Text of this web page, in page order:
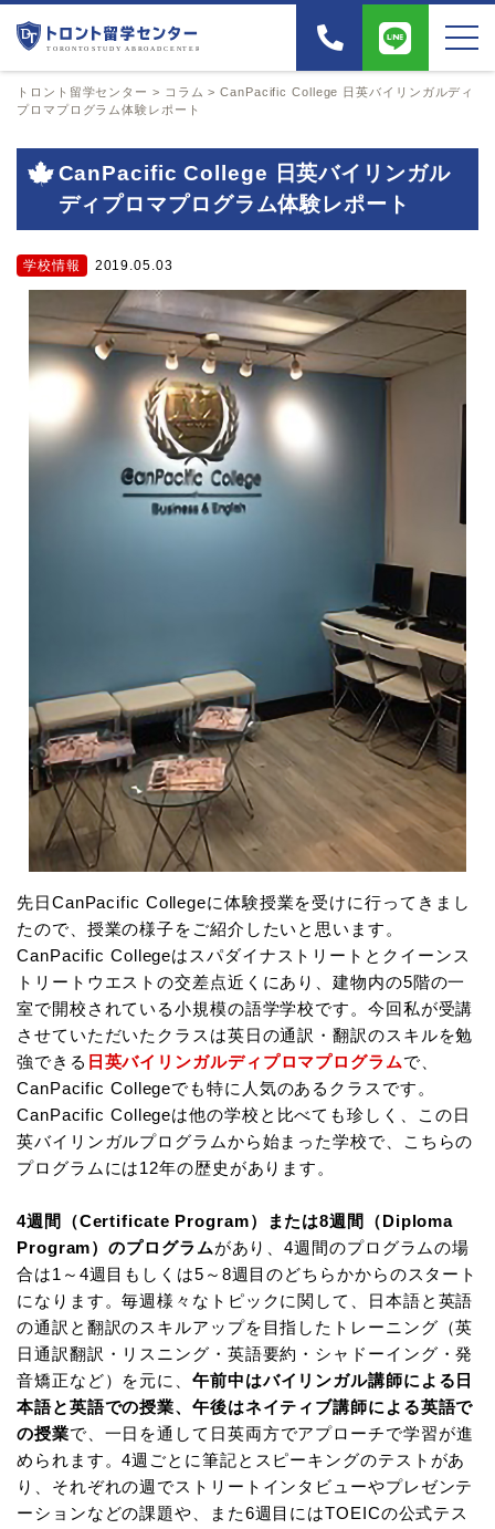
トロント留学センター > コラム >CanPacific College 日英バイリンガルディ
プロマプログラム体験レポート
CanPacific College 日英バイリンガル
ディプロマプログラム体験レポート
学校情報 2019.05.03
先日CanPacific Collegeに体験授業を受けに行ってきまし
たので、授業の様子をご紹介したいと思います。
CanPacific Collegeはスパダイナストリートとクイーンス
トリートウエストの交差点近くにあり、建物内の5階の一
室で開校されている小規模の語学学校です。今回私が受講
させていただいたクラスは英日の通訳・翻訳のスキルを勉
強できる 日英バイリンガルディプロマプログラムで、
CanPacific Collegeでも特に人気のあるクラスです。
CanPacific Collegeは他の学校と比べても珍しく、この日
英バイリンガルプログラムから始まった学校で、こちらの
プログラムには12年の歴史があります。
4週間（Certificate Program）または8週間（Diploma
Program）のプログラムがあり、4週間のプログラムの場
合は1～4週目もしくは5～8週目のどちらかからのスタート
になります。毎週様々なトピックに関して、日本語と英語
の通訳と翻訳のスキルアップを目指したトレーニング（英
日通訳翻訳・リスニング・英語要約・シャドーイング・発
音矯正など）を元に、 午前中はバイリンガル講師による日
本語と英語での授業、午後はネイティブ講師による英語で
の授業で、一日を通して日英両方でアプローチで学習が進
められます。4週ごとに筆記とスピーキングのテストがあ
り、それぞれの週でストリートインタビューやプレゼンテ
ーションなどの課題や、また6週目にはTOEICの公式テス